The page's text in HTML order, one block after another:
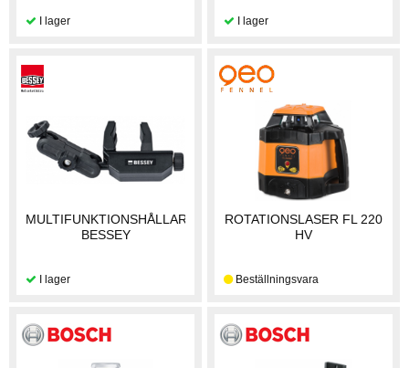
MULTIFUNKTIONSHÅLLARE
BESSEY
ROTATIONSLASER FL 220
HV